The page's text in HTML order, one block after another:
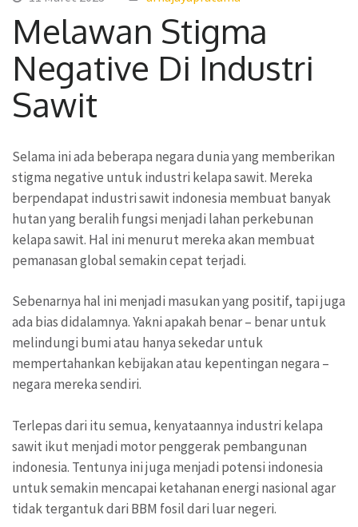
Melawan Stigma
Negative Di Industri
Sawit
Selama ini ada beberapa negara dunia yang memberikan
stigma negative untuk industri kelapa sawit. Mereka
berpendapat industri sawit indonesia membuat banyak
hutan yang beralih fungsi menjadi lahan perkebunan
kelapa sawit. Hal ini menurut mereka akan membuat
pemanasan global semakin cepat terjadi.
Sebenarnya hal ini menjadi masukan yang positif, tapi juga
ada bias didalamnya. Yakni apakah benar – benar untuk
melindungi bumi atau hanya sekedar untuk
mempertahankan kebijakan atau kepentingan negara –
negara mereka sendiri.
Terlepas dari itu semua, kenyataannya industri kelapa
sawit ikut menjadi motor penggerak pembangunan
indonesia. Tentunya ini juga menjadi potensi indonesia
untuk semakin mencapai ketahanan energi nasional agar
tidak tergantuk dari BBM fosil dari luar negeri.